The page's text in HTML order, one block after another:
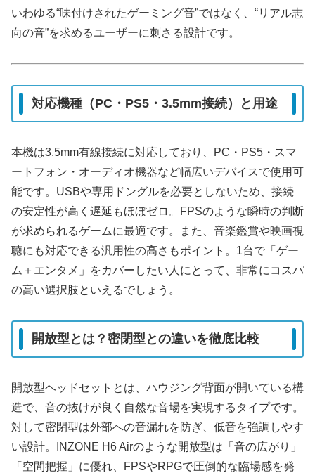
いわゆる“味付けされたゲーミング音”ではなく、“リアル志
向の音”を求めるユーザーに刺さる設計です。
対応機種（PC・PS5・3.5mm接続）と用途
本機は3.5mm有線接続に対応しており、PC・PS5・スマ
ートフォン・オーディオ機器など幅広いデバイスで使用可
能です。USBや専用ドングルを必要としないため、接続
の安定性が高く遅延もほぼゼロ。FPSのような瞬時の判断
が求められるゲームに最適です。また、音楽鑑賞や映画視
聴にも対応できる汎用性の高さもポイント。1台で「ゲー
ム＋エンタメ」をカバーしたい人にとって、非常にコスパ
の高い選択肢といえるでしょう。
開放型とは？密閉型との違いを徹底比較
開放型ヘッドセットとは、ハウジング背面が開いている構
造で、音の抜けが良く自然な音場を実現するタイプです。
対して密閉型は外部への音漏れを防ぎ、低音を強調しやす
い設計。INZONE H6 Airのような開放型は「音の広がり」
「空間把握」に優れ、FPSやRPGで圧倒的な臨場感を発